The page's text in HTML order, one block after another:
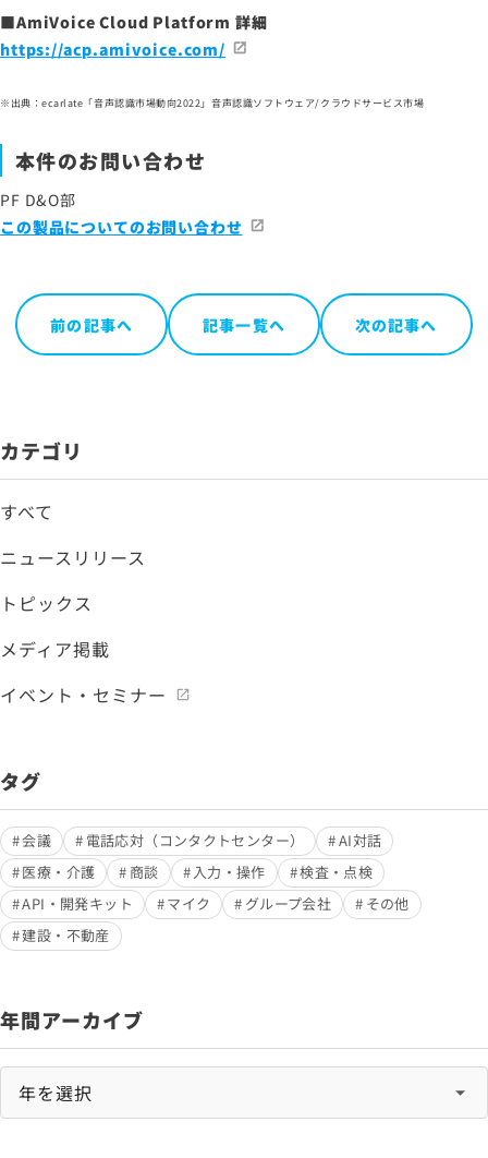
■AmiVoice Cloud Platform 詳細
https://acp.amivoice.com/
※出典：ecarlate「音声認識市場動向2022」音声認識ソフトウェア/クラウドサービス市場
本件のお問い合わせ
PF D&O部
この製品についてのお問い合わせ
前の記事へ 記事一覧へ 次の記事へ
カテゴリ
すべて
ニュースリリース
トピックス
メディア掲載
イベント・セミナー
タグ
会議 電話応対（コンタクトセンター）
AI対話
医療・介護
商談 入力・操作
検査・点検
API・開発キット
マイク グループ会社
その他
建設・不動産
年間アーカイブ